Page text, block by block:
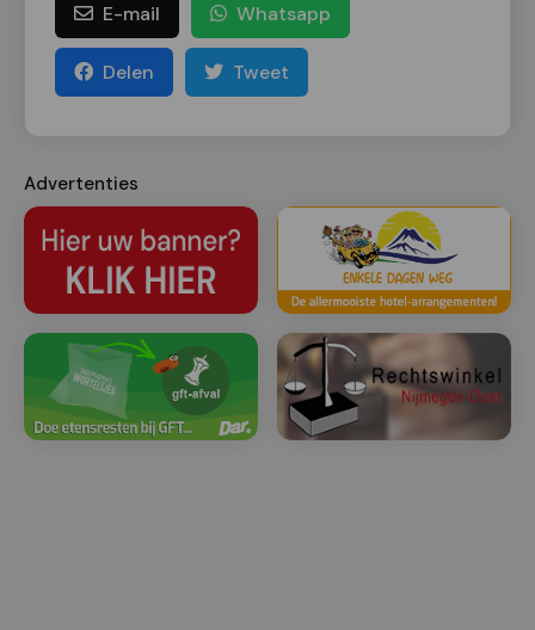
E-mail Whatsapp
Delen Tweet
Advertenties